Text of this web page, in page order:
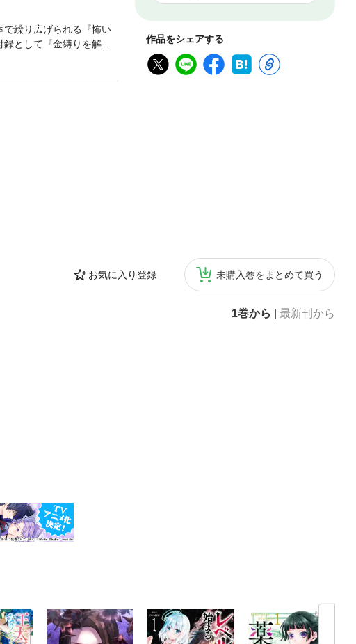
作品をシェアする
お気に入り登録 未購入巻をまとめて買う
1巻から 最新刊から
繰り広げられる『怖い
として『金縛りを解く